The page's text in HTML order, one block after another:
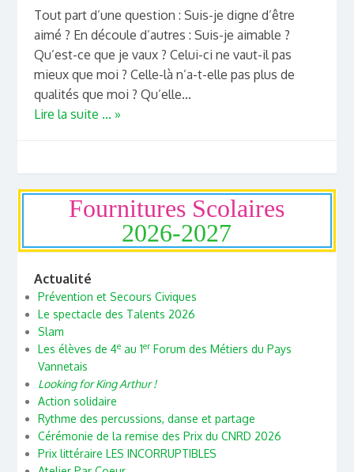
Tout part d’une question : Suis-je digne d’être
aimé ? En découle d’autres : Suis-je aimable ?
Qu’est-ce que je vaux ? Celui-ci ne vaut-il pas
mieux que moi ? Celle-là n’a-t-elle pas plus de
qualités que moi ? Qu’elle...
Lire la suite ... »
Fournitures Scolaires
2026-2027
Actualité
Prévention et Secours Civiques
Le spectacle des Talents 2026
Slam
Les élèves de 4eau 1erForum des Métiers du Pays
Vannetais
Looking for King Arthur !
Action solidaire
Rythme des percussions, danse et partage
Cérémonie de la remise des Prix du CNRD 2026
Prix littéraire LES INCORRUPTIBLES